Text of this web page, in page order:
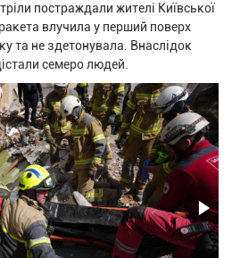
постраждали жителі Київської
влучила у перший поверх
та не здетонувала. Внаслідок
семеро людей.